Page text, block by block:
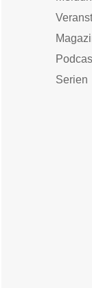
Serien